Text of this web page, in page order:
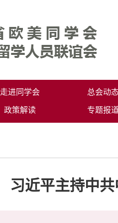
走进同学会 总会动
政策解读 专题报
习近平主持中